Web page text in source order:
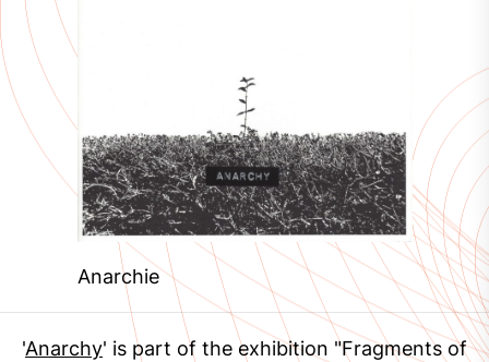
Anarchie
'Anarchy' is part of the exhibition "Fragments of